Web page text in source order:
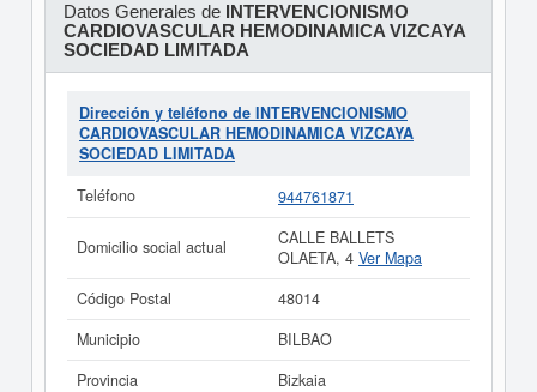
Datos Generales de INTERVENCIONISMO
CARDIOVASCULAR HEMODINAMICA VIZCAYA
SOCIEDAD LIMITADA
Dirección y teléfono de INTERVENCIONISMO
CARDIOVASCULAR HEMODINAMICA VIZCAYA
SOCIEDAD LIMITADA
Teléfono
944761871
Domicilio social actual
CALLE BALLETS
OLAETA, 4 Ver Mapa
Código Postal
48014
Municipio
BILBAO
Provincia
Bizkaia